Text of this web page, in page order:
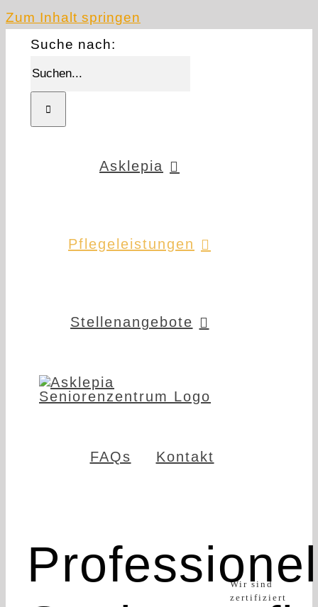
Zum Inhalt springen
Suche nach:
Asklepia
Pflegeleistungen
Stellenangebote
FAQs Kontakt
Wir sind
zertifiziert